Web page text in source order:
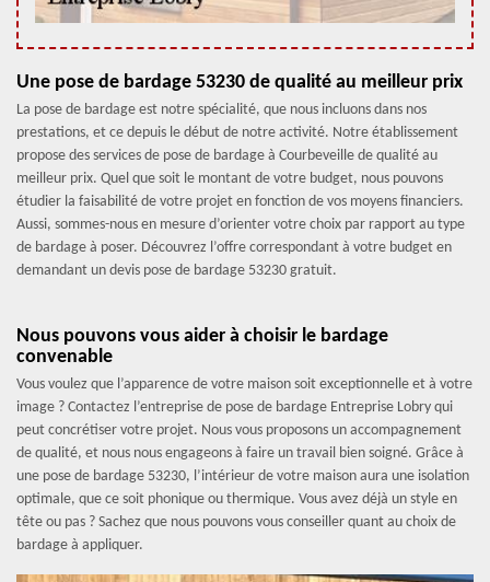
Une pose de bardage 53230 de qualité au meilleur prix
La pose de bardage est notre spécialité, que nous incluons dans nos
prestations, et ce depuis le début de notre activité. Notre établissement
propose des services de pose de bardage à Courbeveille de qualité au
meilleur prix. Quel que soit le montant de votre budget, nous pouvons
étudier la faisabilité de votre projet en fonction de vos moyens financiers.
Aussi, sommes-nous en mesure d’orienter votre choix par rapport au type
de bardage à poser. Découvrez l’offre correspondant à votre budget en
demandant un devis pose de bardage 53230 gratuit.
Nous pouvons vous aider à choisir le bardage
convenable
Vous voulez que l’apparence de votre maison soit exceptionnelle et à votre
image ? Contactez l’entreprise de pose de bardage Entreprise Lobry qui
peut concrétiser votre projet. Nous vous proposons un accompagnement
de qualité, et nous nous engageons à faire un travail bien soigné. Grâce à
une pose de bardage 53230, l’intérieur de votre maison aura une isolation
optimale, que ce soit phonique ou thermique. Vous avez déjà un style en
tête ou pas ? Sachez que nous pouvons vous conseiller quant au choix de
bardage à appliquer.